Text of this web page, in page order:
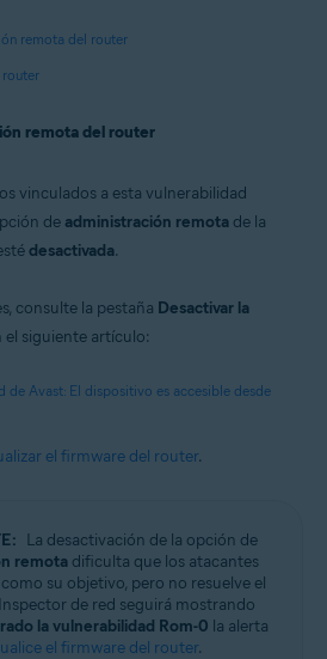
Capitan)
remota del router
remota del router
vinculados a esta vulnerabilidad
de administración remota de la
desactivada.
consulte la pestaña Desactivar la
el siguiente artículo:
de Avast: El dispositivo es accesible desde
el firmware del router.
La desactivación de la opción de
remota dificulta que los atacantes
su objetivo, pero no resuelve el
de red seguirá mostrando
la vulnerabilidad Rom-0 la alerta
el firmware del router.